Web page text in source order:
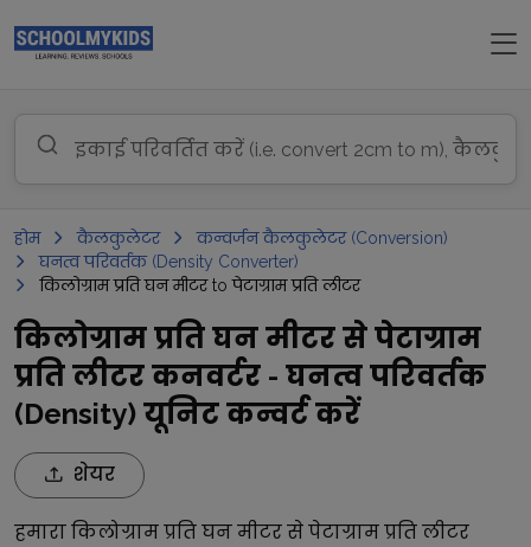
होम कैलकुलेटर
कन्वर्जन कैलकुलेटर (Conversion)
घनत्व परिवर्तक (Density Converter)
किलोग्राम प्रति घन मीटर to पेटाग्राम प्रति लीटर
किलोग्राम प्रति घन मीटर से पेटाग्राम
प्रति लीटर कनवर्टर - घनत्व परिवर्तक
(Density) यूनिट कन्वर्ट करें
शेयर
हमाराकिलोग्राम प्रति घन मीटरसेपेटाग्राम प्रति लीटर